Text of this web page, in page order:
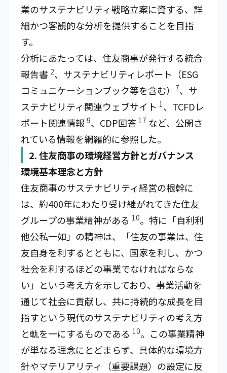
業のサステナビリティ戦略立案に資する、詳
細かつ客観的な分析を提供することを目指
す。
分析にあたっては、住友商事が発行する統合
報告書 2、サステナビリティレポート（ESG
コミュニケーションブック等を含む）
7、サ
ステナビリティ関連ウェブサイト 1、TCFDレ
ポート関連情報 9、CDP回答 17 など、公開さ
れている情報を網羅的に参照した。
2. 住友商事の環境経営方針とガバナンス
環境基本理念と方針
住友商事のサステナビリティ経営の根幹に
は、約400年にわたり受け継がれてきた住友
グループの事業精神がある 10。特に「自利利
他公私一如」の精神は、「住友の事業は、住
友自身を利するとともに、国家を利し、かつ
社会を利するほどの事業でなければならな
い」という考え方を示しており、事業活動を
通じて社会に貢献し、共に持続的な成長を目
指すという現代のサステナビリティの考え方
と軌を一にするものである 10。この事業精神
が単なる理念にとどまらず、具体的な環境方
針やマテリアリティ（重要課題）の設定に反